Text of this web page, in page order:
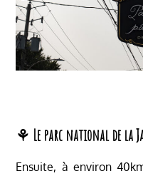
⚘ Le parc national de la
Ensuite, à environ